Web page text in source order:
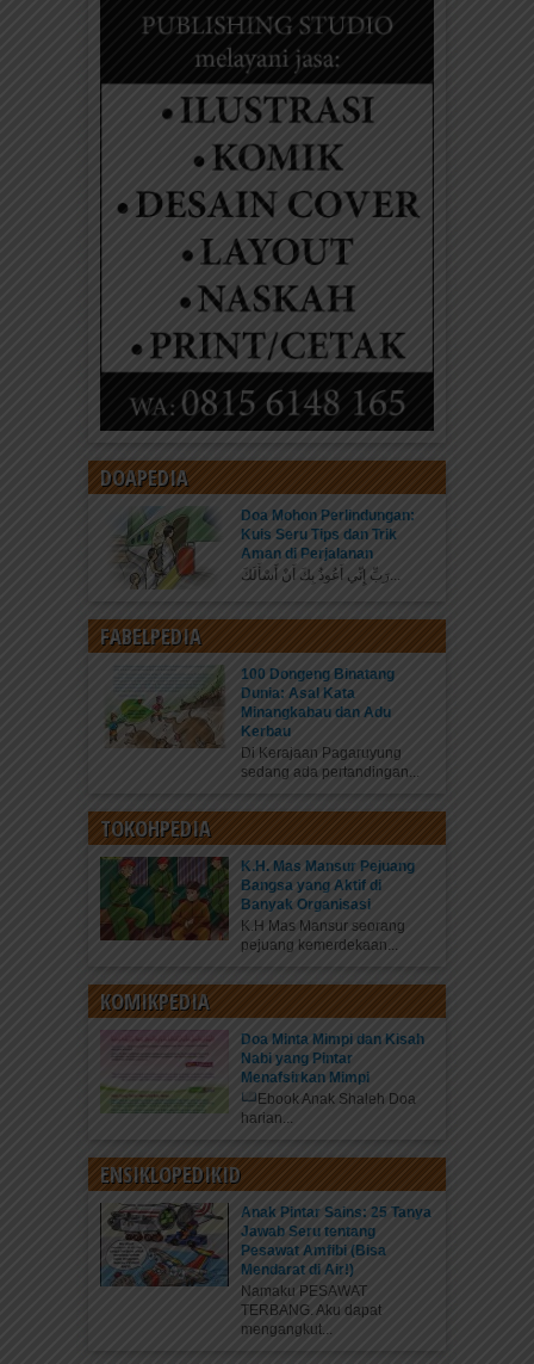
DOAPEDIA
Doa Mohon Perlindungan:
Kuis Seru Tips dan Trik
Aman di Perjalanan
رَبِّ إِنِّي أَعُوذُ بِكَ أَنْ أَسْأَلَكَ...
FABELPEDIA
100 Dongeng Binatang
Dunia: Asal Kata
Minangkabau dan Adu
Kerbau
Di Kerajaan Pagaruyung
sedang ada pertandingan...
TOKOHPEDIA
K.H. Mas Mansur Pejuang
Bangsa yang Aktif di
Banyak Organisasi
K.H Mas Mansur seorang
pejuang kemerdekaan...
KOMIKPEDIA
Doa Minta Mimpi dan Kisah
Nabi yang Pintar
Menafsirkan Mimpi
Ebook Anak Shaleh Doa
harian...
ENSIKLOPEDIKID
Anak Pintar Sains: 25 Tanya
Jawab Seru tentang
Pesawat Amfibi (Bisa
Mendarat di Air!)
Namaku PESAWAT
TERBANG. Aku dapat
mengangkut...